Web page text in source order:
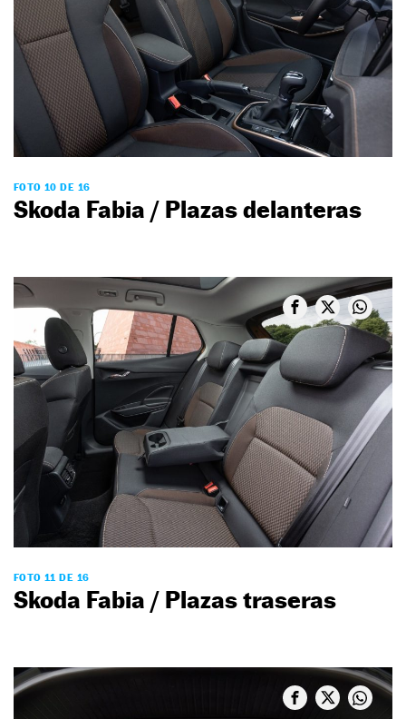
FOTO 10 DE 16
Skoda Fabia / Plazas delanteras
FOTO 11 DE 16
Skoda Fabia / Plazas traseras